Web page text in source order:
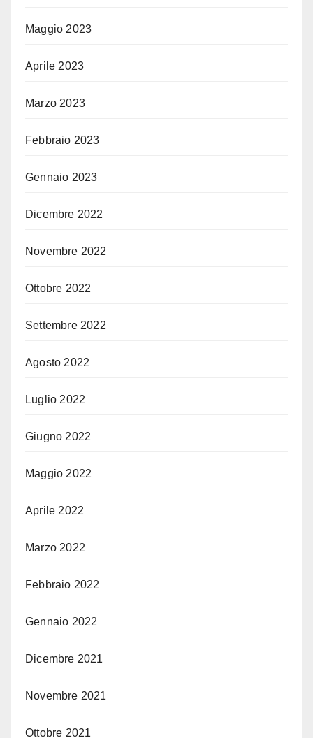
Maggio 2023
Aprile 2023
Marzo 2023
Febbraio 2023
Gennaio 2023
Dicembre 2022
Novembre 2022
Ottobre 2022
Settembre 2022
Agosto 2022
Luglio 2022
Giugno 2022
Maggio 2022
Aprile 2022
Marzo 2022
Febbraio 2022
Gennaio 2022
Dicembre 2021
Novembre 2021
Ottobre 2021